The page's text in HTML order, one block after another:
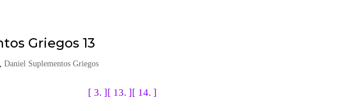
Griegos 13
,Daniel Suplementos Griegos
[ 3. ] [ 13. ] [ 14. ]